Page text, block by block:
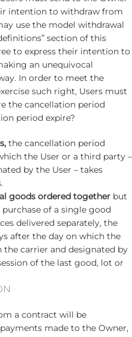
intention to withdraw from
use the model withdrawal
section of this
to express their intention to
an unequivocal
In order to meet the
such right, Users must
the cancellation period
period expire?
the cancellation period
the User or a third party –
by the User – takes
goods ordered together but
of a single good
delivered separately, the
after the day on which the
carrier and designated by
of the last good, lot or
a contract will be
made to the Owner,